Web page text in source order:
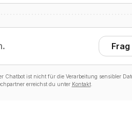
ist nicht für die Verarbeitung sensibler
erreichst du unter Kontakt.